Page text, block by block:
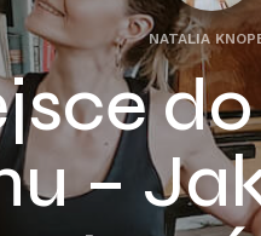
NATALIA
–